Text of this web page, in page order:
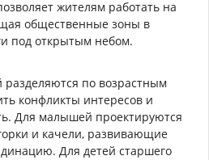
жителям работать на
общественные зоны в
под открытым небом.
по возрастным
конфликты интересов и
Для малышей проектируются
и качели, развивающие
Для детей старшего